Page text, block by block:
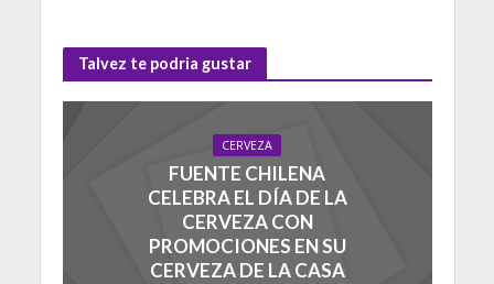
Talvez te podria gustar
CERVEZA
FUENTE CHILENA
CELEBRA EL DÍA DE LA
CERVEZA CON
PROMOCIONES EN SU
CERVEZA DE LA CASA